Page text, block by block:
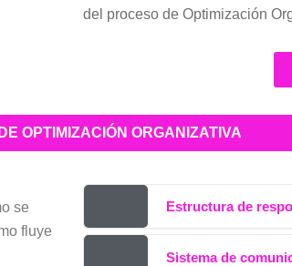
del proceso de Optimización
OPTIMIZACIÓN ORGANIZATIVA
se
fluye
Estructura de
Sistema de